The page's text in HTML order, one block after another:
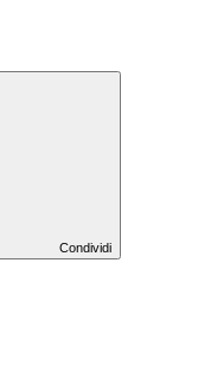
Condividi